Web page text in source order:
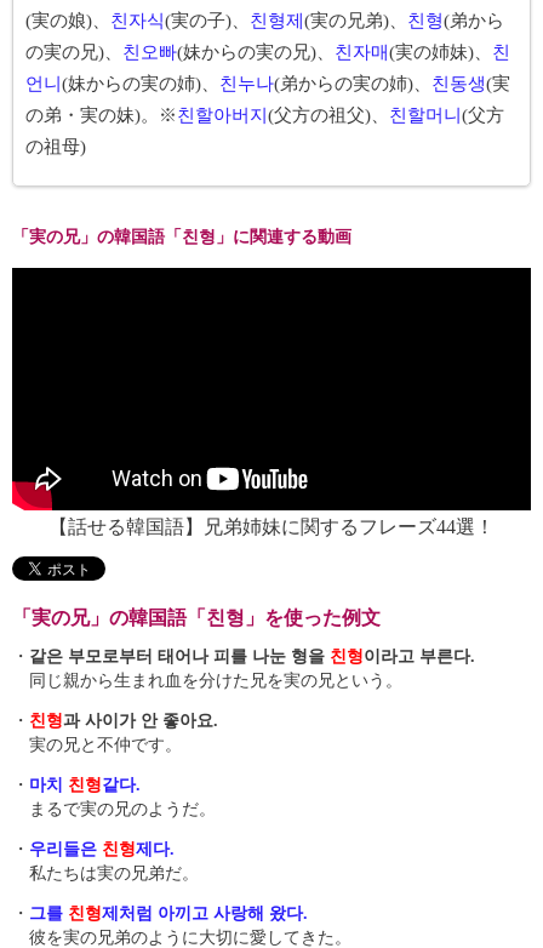
(実の娘)、 친자식(実の子)、 친형제 (実の兄弟)、 친형(弟から
の実の兄)、 친오빠(妹からの実の兄)、 친자매(実の姉妹)、 친
언니 (妹からの実の姉)、 친누나(弟からの実の姉)、 친동생(実
の弟・実の妹)。※친할아버지 (父方の祖父)、 친할머니 (父方
の祖母)
「実の兄」の韓国語「친형」に関連する動画
【話せる韓国語】兄弟姉妹に関するフレーズ44選！
「実の兄」の韓国語「친형」を使った例文
・ 같은 부모로부터 태어나 피를 나눈 형을 친형이라고 부른다.
同じ親から生まれ血を分けた兄を実の兄という。
・ 친형과 사이가 안 좋아요.
実の兄と不仲です。
・ 마치 친형같다.
まるで実の兄のようだ。
・ 우리들은 친형제다.
私たちは実の兄弟だ。
・ 그를 친형제처럼 아끼고 사랑해 왔다.
彼を実の兄弟のように大切に愛してきた。